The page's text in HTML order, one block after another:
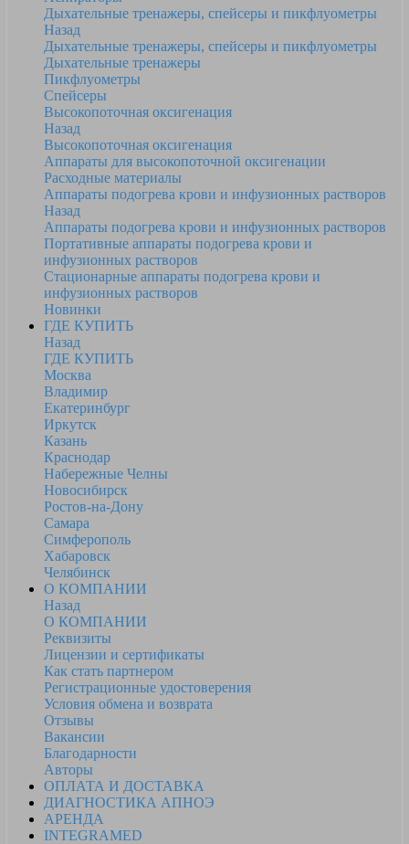
Дыхательные тренажеры, спейсеры и пикфлуометры
Назад
Дыхательные тренажеры, спейсеры и пикфлуометры
Дыхательные тренажеры
Пикфлуометры
Спейсеры
Высокопоточная оксигенация
Назад
Высокопоточная оксигенация
Аппараты для высокопоточной оксигенации
Расходные материалы
Аппараты подогрева крови и инфузионных растворов
Назад
Аппараты подогрева крови и инфузионных растворов
Портативные аппараты подогрева крови и
инфузионных растворов
Стационарные аппараты подогрева крови и
инфузионных растворов
Новинки
ГДЕ КУПИТЬ
Назад
ГДЕ КУПИТЬ
Москва
Владимир
Екатеринбург
Иркутск
Казань
Краснодар
Набережные Челны
Новосибирск
Ростов-на-Дону
Самара
Симферополь
Хабаровск
Челябинск
О КОМПАНИИ
Назад
О КОМПАНИИ
Реквизиты
Лицензии и сертификаты
Как стать партнером
Регистрационные удостоверения
Условия обмена и возврата
Отзывы
Вакансии
Благодарности
Авторы
ОПЛАТА И ДОСТАВКА
ДИАГНОСТИКА АПНОЭ
АРЕНДА
INTEGRAMED